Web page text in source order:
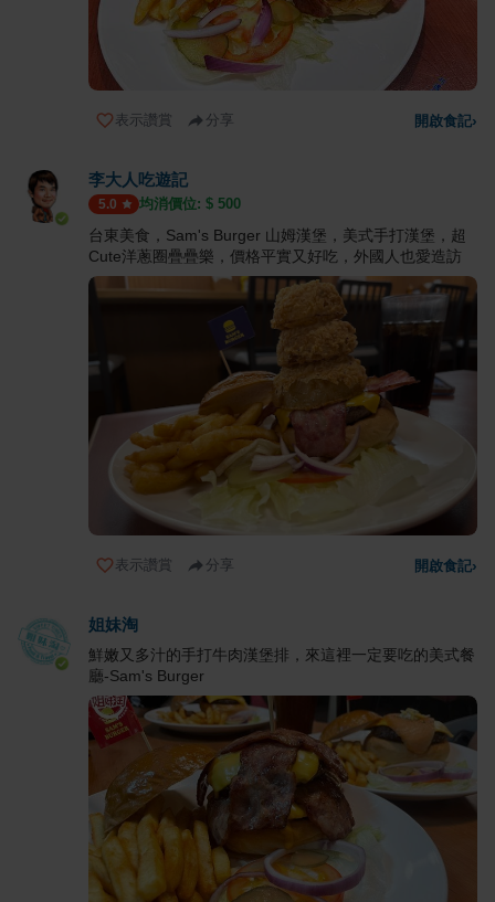
表示讚賞 分享 開啟食記›
李大人吃遊記
5.0 均消價位: $ 500
台東美食，Sam's Burger 山姆漢堡，美式手打漢堡，超
Cute洋蔥圈疊疊樂，價格平實又好吃，外國人也愛造訪
表示讚賞 分享 開啟食記›
姐妹淘
鮮嫩又多汁的手打牛肉漢堡排，來這裡一定要吃的美式餐
廳-Sam's Burger